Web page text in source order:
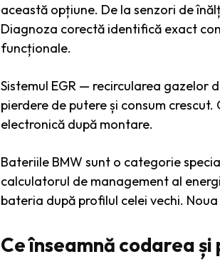
această opțiune. De la senzori de
Diagnoza corectă identifică exact
funcționale.
Sistemul EGR — recircularea gazelor
pierdere de putere și consum
electronică după montare.
Bateriile BMW sunt o categorie
calculatorul de management al
bateria după profilul celei vechi.
Ce înseamnă codarea